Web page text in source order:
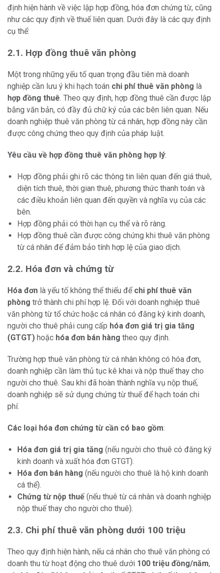
định hiện hành về việc lập hợp đồng, hóa đơn chứng từ, cũng
như các quy định về thuế liên quan. Dưới đây là các quy định
cụ thể:
2.1. Hợp đồng thuê văn phòng
Một trong những yếu tố quan trọng đầu tiên mà doanh
nghiệp cần lưu ý khi hạch toán chi phí thuê văn phòng là
hợp đồng thuê. Theo quy định, hợp đồng thuê cần được lập
bằng văn bản, có đầy đủ chữ ký của các bên liên quan. Nếu
doanh nghiệp thuê văn phòng từ cá nhân, hợp đồng này cần
được công chứng theo quy định của pháp luật.
Yêu cầu về hợp đồng thuê văn phòng hợp lý:
Hợp đồng phải ghi rõ các thông tin liên quan đến giá thuê,
diện tích thuê, thời gian thuê, phương thức thanh toán và
các điều khoản liên quan đến quyền và nghĩa vụ của các
bên.
Hợp đồng phải có thời hạn cụ thể và rõ ràng.
Hợp đồng thuê cần được công chứng khi thuê văn phòng
từ cá nhân để đảm bảo tính hợp lệ của giao dịch.
2.2. Hóa đơn và chứng từ
Hóa đơn là yếu tố không thể thiếu để chi phí thuê văn
phòng trở thành chi phí hợp lệ. Đối với doanh nghiệp thuê
văn phòng từ tổ chức hoặc cá nhân có đăng ký kinh doanh,
người cho thuê phải cung cấp hóa đơn giá trị gia tăng
(GTGT) hoặc hóa đơn bán hàng theo quy định.
Trường hợp thuê văn phòng từ cá nhân không có hóa đơn,
doanh nghiệp cần làm thủ tục kê khai và nộp thuế thay cho
người cho thuê. Sau khi đã hoàn thành nghĩa vụ nộp thuế,
doanh nghiệp sẽ sử dụng chứng từ thuế để hạch toán chi
phí.
Các loại hóa đơn chứng từ cần có bao gồm:
Hóa đơn giá trị gia tăng (nếu người cho thuê có đăng ký
kinh doanh và xuất hóa đơn GTGT).
Hóa đơn bán hàng (nếu người cho thuê là hộ kinh doanh
cá thể).
Chứng từ nộp thuế(nếu thuê từ cá nhân và doanh nghiệp
nộp thuế thay cho người cho thuê).
2.3. Chi phí thuê văn phòng dưới 100 triệu
Theo quy định hiện hành, nếu cá nhân cho thuê văn phòng có
doanh thu từ hoạt động cho thuê dưới 100 triệu đồng/năm,